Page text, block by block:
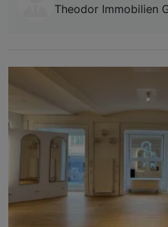
Theodor Immobilien